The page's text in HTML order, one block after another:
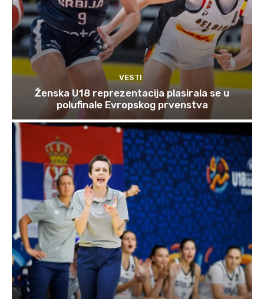
VESTI
Ženska U18 reprezentacija plasirala se u
polufinale Evropskog prvenstva